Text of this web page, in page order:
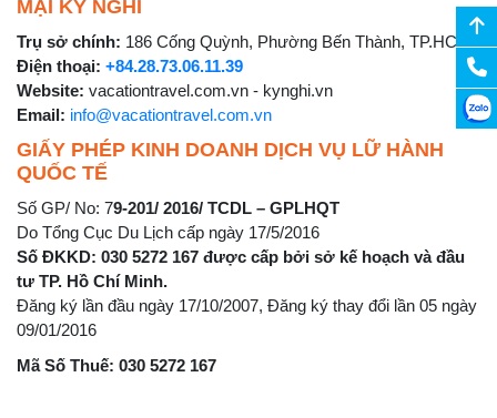
MẠI KỲ NGHỈ
Trụ sở chính: 186 Cống Quỳnh, Phường Bến Thành, TP.HCM
Điện thoại: +84.28.73.06.11.39
Website: vacationtravel.com.vn - kynghi.vn
Email: info@vacationtravel.com.vn
GIẤY PHÉP KINH DOANH DỊCH VỤ LỮ HÀNH
QUỐC TẾ
Số GP/ No: 79-201/ 2016/ TCDL – GPLHQT
Do Tổng Cục Du Lịch cấp ngày 17/5/2016
Số ĐKKD: 030 5272 167 được cấp bởi sở kế hoạch và đầu
tư TP. Hồ Chí Minh.
Đăng ký lần đầu ngày 17/10/2007, Đăng ký thay đổi lần 05 ngày
09/01/2016
Mã Số Thuế: 030 5272 167